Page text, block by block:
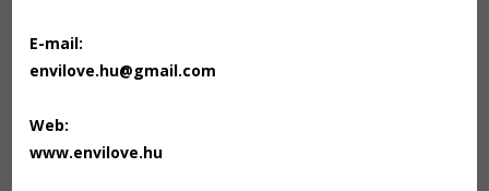
E-mail:
envilove.hu@gmail.com
Web:
www.envilove.hu